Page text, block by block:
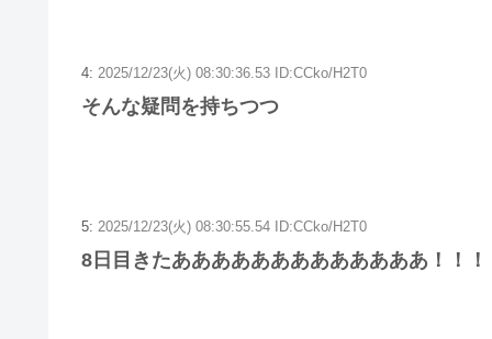
4: 2025/12/23(火) 08:30:36.53 ID:CCko/H2T0
そんな疑問を持ちつつ
5: 2025/12/23(火) 08:30:55.54 ID:CCko/H2T0
8日目きたあああああああああああああ！！！